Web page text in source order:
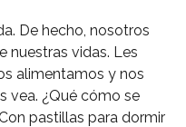
De hecho, nosotros
nuestras vidas. Les
alimentamos y nos
vea. ¿Qué cómo se
pastillas para dormir